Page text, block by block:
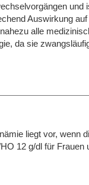
Auswirkung
alle
da sie
liegt vor, wenn
12 g/dl für Frauen